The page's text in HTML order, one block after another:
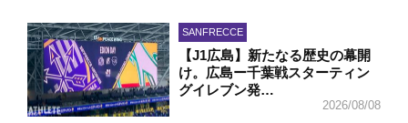
SANFRECCE
【J1広島】新たなる歴史の幕開
け。広島ー千葉戦スターティン
グイレブン発…
2026/08/08